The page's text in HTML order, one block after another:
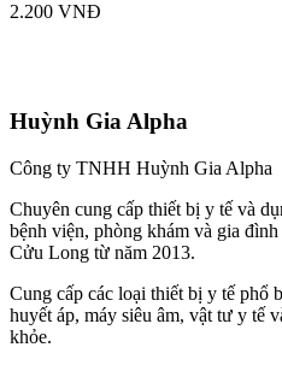
2.200 VNĐ
Huỳnh Gia Alpha
Công ty TNHH Huỳnh Gia Alpha
Chuyên cung cấp thiết bị y tế và
bệnh viện, phòng khám và gia
Cửu Long từ năm 2013.
Cung cấp các loại thiết bị y tế phổ
huyết áp, máy siêu âm, vật tư y tế
khỏe.